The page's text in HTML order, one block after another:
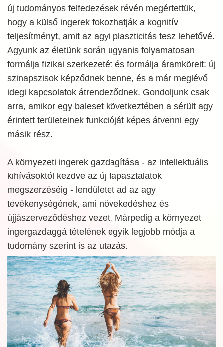
új tudományos felfedezések révén megértettük,
hogy a külső ingerek fokozhatják a kognitív
teljesítményt, amit az agyi plaszticitás tesz lehetővé.
Agyunk az életünk során ugyanis folyamatosan
formálja fizikai szerkezetét és formálja áramköreit: új
szinapszisok képződnek benne, és a már meglévő
idegi kapcsolatok átrendeződnek. Gondoljunk csak
arra, amikor egy baleset következtében a sérült agy
érintett területeinek funkcióját képes átvenni egy
másik rész.
A környezeti ingerek gazdagítása - az intellektuális
kihívásoktól kezdve az új tapasztalatok
megszerzéséig - lendületet ad az agy
tevékenységének, ami növekedéshez és
újjászerveződéshez vezet. Márpedig a környezet
ingergazdaggá tételének egyik legjobb módja a
tudomány szerint is az utazás.